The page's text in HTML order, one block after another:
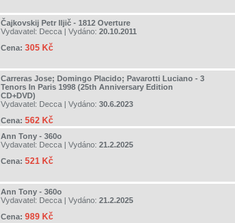
Čajkovskij Petr Iljič - 1812 Overture
Vydavatel: Decca | Vydáno: 20.10.2011
Cena: 305 Kč
Carreras Jose; Domingo Placido; Pavarotti Luciano - 3
Tenors In Paris 1998 (25th Anniversary Edition
CD+DVD)
Vydavatel: Decca | Vydáno: 30.6.2023
Cena: 562 Kč
Ann Tony - 360o
Vydavatel: Decca | Vydáno: 21.2.2025
Cena: 521 Kč
Ann Tony - 360o
Vydavatel: Decca | Vydáno: 21.2.2025
Cena: 989 Kč